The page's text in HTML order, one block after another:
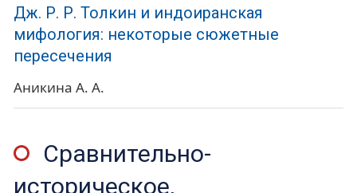
Дж. Р. Р. Толкин и индоиранская
мифология: некоторые сюжетные
пересечения
Аникина А. А.
Сравнительно-
историческое,